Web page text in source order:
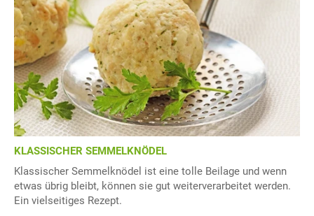
KLASSISCHER SEMMELKNÖDEL
Klassischer Semmelknödel ist eine tolle Beilage und wenn
etwas übrig bleibt, können sie gut weiterverarbeitet werden.
Ein vielseitiges Rezept.